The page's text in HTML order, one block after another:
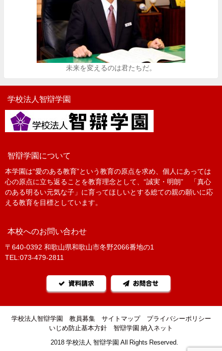
未来を変えるのは君たちだ。
学校法人智辯学園
智辯学園について
本学園は“愛のある教育”という教育の原点を求め、個人にあっては
心の原点に立ち返ることを教育理念として、“誠実・明朗” 「真心
のある明るい元気な子」に育ってほしいとする総ての親の願いに応
える教育を目標としています。
本校へのお問い合わせ
〒640-0392 和歌山県和歌山市冬野2066番地の1
TEL:073-479-2811
資料請求 お問合せ
学校法人智辯学園 教員募集 サイトマップ
プライバシーポリシー
いじめ防止基本方針
智辯学園 納入ネット
©2018 学校法人 智辯学園 All Rights Reserved.